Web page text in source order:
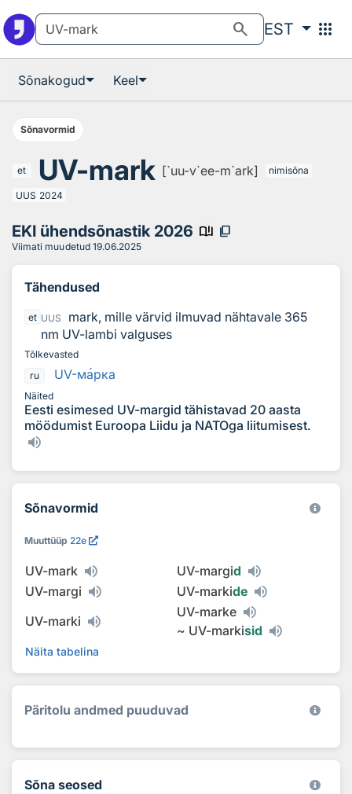
search EST apps
Sõnakogud Keel
Sõnavormid
et UV-mark [`uu-v`ee-m`ark] nimisõna
UUS 2024
EKI ühendsõnastik 2026 book_ribbon content_copy
Viimati muudetud 19.06.2025
Tähendused
et UUS
mark, mille värvid ilmuvad nähtavale 365
nm UV-lambi valguses
Tõlkevasted
ru
UV-марка
Näited
Eesti esimesed UV-margid tähistavad 20 aasta
möödumist Euroopa Liidu ja NATOga liitumisest.
Sõnavormid
Muuttüüp 22e
UV-mark UV-margid
UV-margi
UV-markide
UV-marki
UV-marke
~ UV-markisid
Näita tabelina
Päritolu andmed puuduvad
Sõna seosed